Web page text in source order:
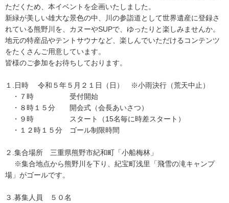
ただくため、本イベントを企画いたしました。
新緑が美しい雄大な景色の中、川の参詣道として世界遺産に登録さ
れている熊野川を、カヌーやSUPで、ゆったりと楽しみませんか。
地元の特産品やテントサウナなど、楽しんでいただけるコンテンツ
をたくさんご用意しています。
皆様のご参加をお待ちしております。
１.日時 令和５年５月２１日（日） ※小雨決行（荒天中止）
・７時 受付開始
・８時１５分 開会式（会長あいさつ）
・９時 スタート（15名毎に時差スタート）
・１２時１５分 ゴール制限時間
２.集合場所 三重県熊野市紀和町「小船梅林」
※集合地点から熊野川を下り、紀宝町浅里「飛雪の滝キャンプ
場」がゴールです。
３.募集人員 ５０名